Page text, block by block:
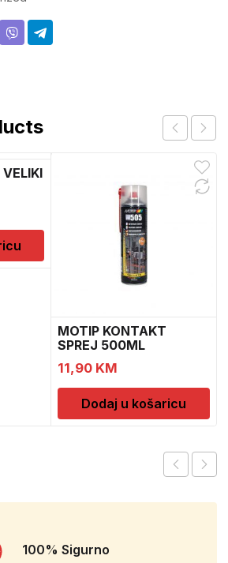
MOTIP KONTAKT
SPREJ 500ML
M090505
11,90 KM
Dodaj u košaricu
100% Sigurno